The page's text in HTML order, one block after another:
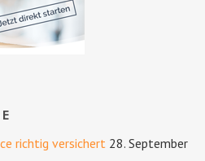
richtig versichert 28. September